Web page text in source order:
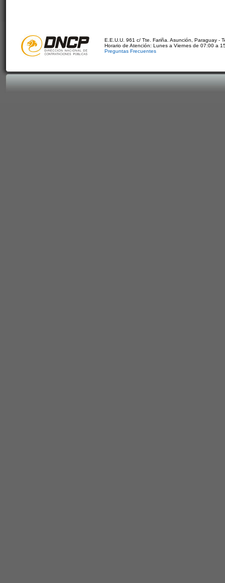
E.E.U.U. 961 c/ Tte. Fariña. Asunción, Paraguay -
Horario de Atención: Lunes a Viernes de 07:00 a
Preguntas Frecuentes